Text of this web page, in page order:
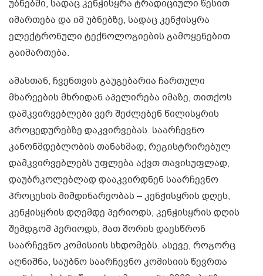
უბნებში, სადაც კენჭისყრა ტრადიციული წესით
იმართება და იმ უბნებზე, სადაც კენჭისყრა
ელექტრონული ტექნოლოგიების გამოყენებით
გაიმართება.
ამასთან, ჩვენთვის გაუგებარია ჩართული
მხარეების მხრიდან აპელირება იმაზე, თითქოს
დამკვირვებლები ვერ შეძლებენ წილისყრის
პროცედურებზე დაკვირვებას. საარჩევნო
კანონმდებლობის თანახმად, რეგისტრირებულ
დამკვირვებლებს უფლება აქვთ თავისუფლად,
დაუბრკოლებლად დააკვირდნენ საარჩევნო
პროცესის მიმდინარეობას – კენჭისყრის დღეს,
კენჭისყრის დღემდე პერიოდს, კენჭისყრის დღის
შემდგომ პერიოდს, მათ შორის დაესწრონ
საარჩევნო კომისიის სხდომებს. ასევე, როგორც
აღნიშნა, საუბნო საარჩევნო კომისიის წევრთა